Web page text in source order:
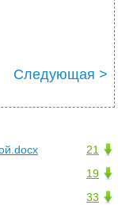
Следующая >
21
19
33